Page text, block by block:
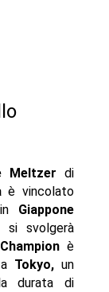
Meltzer di
è vincolato
Giappone
svolgerà
è
a Tokyo,un
durata di